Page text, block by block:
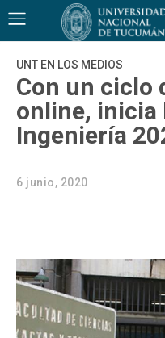
UNT EN LOS MEDIOS
Con un ciclo
online, inicia
Ingeniería
6 junio, 2020